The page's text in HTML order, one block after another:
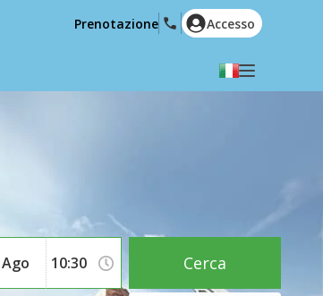
English (US)
Polski
Română
Ελληνικά
Prenotazione Accesso
Ago Cerca